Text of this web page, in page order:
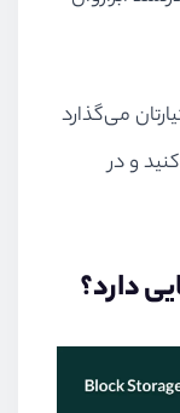
می‌گذارد
و در
دارد؟